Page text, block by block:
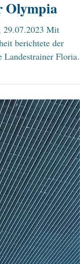
den Bug
Olympia
29.07.2023 Mit